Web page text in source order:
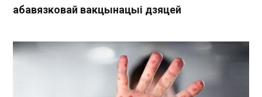
абавязковай вакцынацыі дзяцей